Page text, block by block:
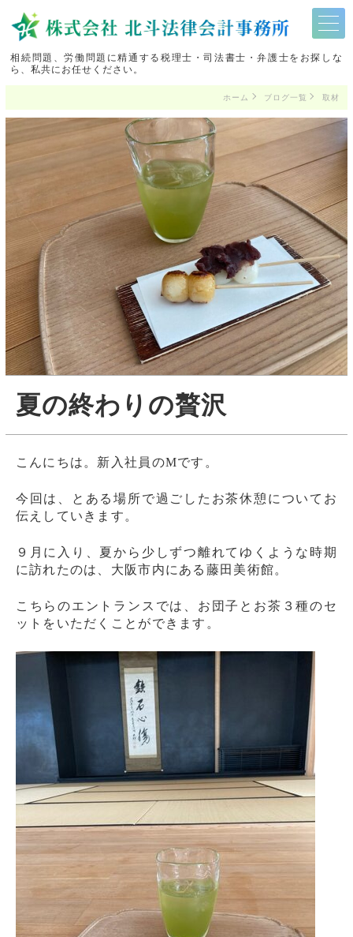
相続問題、労働問題に精通する税理士・司法書士・弁護士をお探しな
ら、私共にお任せください。
ホーム ブログ一覧 取材
夏の終わりの贅沢
こんにちは。新入社員のMです。
今回は、とある場所で過ごしたお茶休憩についてお
伝えしていきます。
９月に入り、夏から少しずつ離れてゆくような時期
に訪れたのは、大阪市内にある藤田美術館。
こちらのエントランスでは、お団子とお茶３種のセ
ットをいただくことができます。